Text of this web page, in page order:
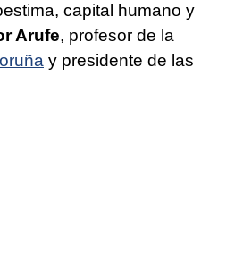
capital humano y
Arufe, profesor de la
y presidente de las